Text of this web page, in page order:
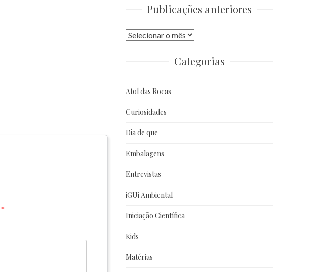
*
Publicações anteriores
Publicações
Categorias
Atol das Rocas
Curiosidades
Dia de que
Embalagens
Entrevistas
iGUi Ambiental
Iniciação Científica
Kids
Matérias